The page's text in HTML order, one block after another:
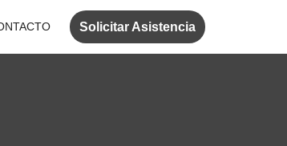
Solicitar Asistencia